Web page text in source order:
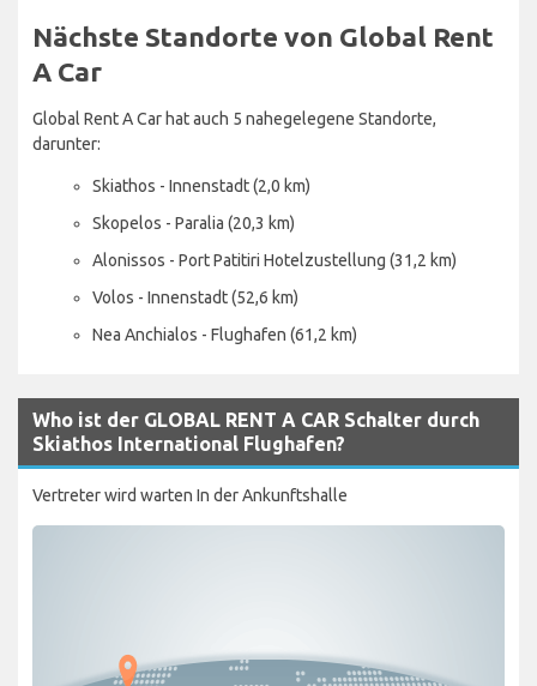
Nächste Standorte von Global Rent
A Car
Global Rent A Car hat auch 5 nahegelegene Standorte,
darunter:
Skiathos - Innenstadt (2,0 km)
Skopelos - Paralia (20,3 km)
Alonissos - Port Patitiri Hotelzustellung (31,2 km)
Volos - Innenstadt (52,6 km)
Nea Anchialos - Flughafen (61,2 km)
Who ist der GLOBAL RENT A CAR Schalter durch
Skiathos International Flughafen?
Vertreter wird warten In der Ankunftshalle